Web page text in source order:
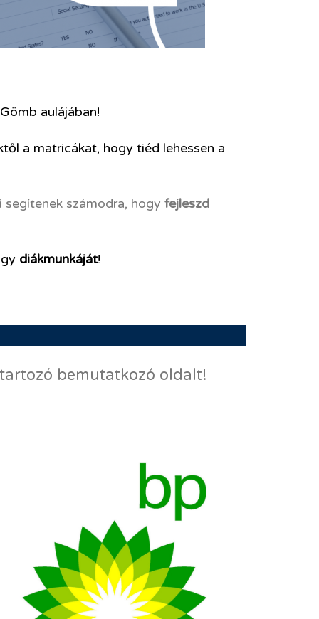
aulájában!
a matricákat, hogy tiéd lehessen a
számodra, hogy fejleszd
diákmunkáját!
bemutatkozó oldalt!